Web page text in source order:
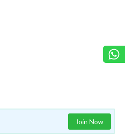
Join Now